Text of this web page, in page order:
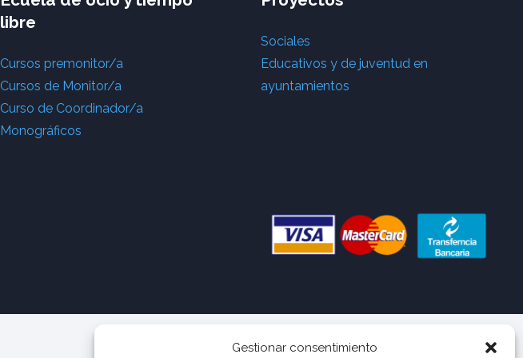
Gestionar consentimiento
libre
Cursos premonitor/a
Cursos de Monitor/a
Curso de Coordinador/a
Monográficos
Sociales
Educativos y de juventud en
ayuntamientos